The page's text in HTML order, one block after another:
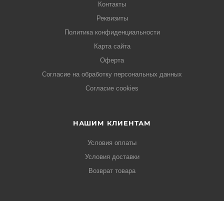
Контакты
Реквизиты
Политика конфиденциальности
Карта сайта
Оферта
Согласие на обработку персональных данных
Согласие cookies
НАШИМ КЛИЕНТАМ
Условия оплаты
Условия доставки
Возврат товара